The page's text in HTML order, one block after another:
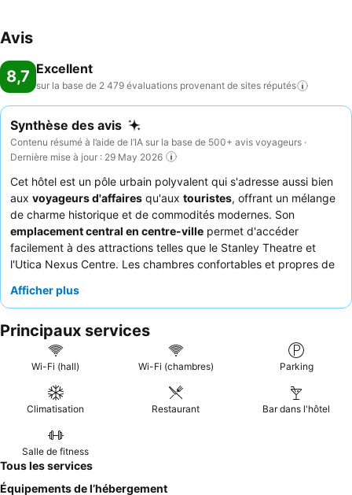
Avis
8,7 Excellent
sur la base de 2 479 évaluations provenant de sites réputés
Synthèse des avis
Contenu résumé à l’aide de l’IA sur la base de 500+ avis voyageurs ·
Dernière mise à jour : 29 May 2026
Cet hôtel est un pôle urbain polyvalent qui s'adresse aussi bien
aux voyageurs d'affaires qu'aux touristes, offrant un mélange
de charme historique et de commodités modernes. Son
emplacement central en centre-ville permet d'accéder
facilement à des attractions telles que le Stanley Theatre et
l'Utica Nexus Centre. Les chambres confortables et propres de
atmosphère calme, sont un atout majeur. Les clients ne tarissent
délicieuses offres du restaurant de l'hôtel, Iconic, en particulier
le menu du dîner et la qualité du service du petit-déjeuner. Pour
une expérience vraiment unique, n'hésitez pas à explorer
son héritage américain classique.
Afficher plus
Principaux services
Wi-Fi (hall) Wi-Fi (chambres) Parking
Climatisation Restaurant Bar dans l'hôtel
Salle de fitness
Tous les services
Équipements de l’hébergement